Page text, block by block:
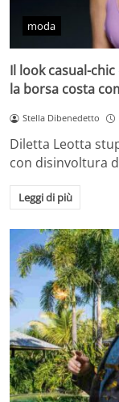
moda
Il look casual-
la borsa costa
Stella Dibenedetto
Diletta Leotta
con disinvoltura
Leggi di più